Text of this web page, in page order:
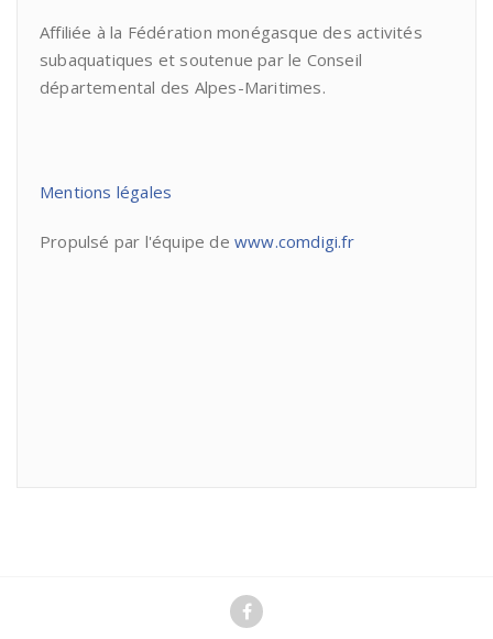
Affiliée à la Fédération monégasque des activités
subaquatiques et soutenue par le Conseil
départemental des Alpes-Maritimes.
Mentions légales
Propulsé par l'équipe de www.comdigi.fr